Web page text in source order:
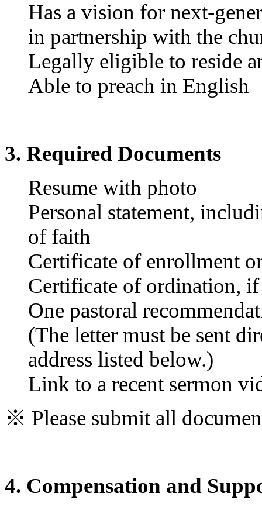
Has a vision for next-
in partnership with the
Legally eligible to reside
Able to preach in English
3. Required Documents
Resume with photo
Personal statement,
of faith
Certificate of enrollment
Certificate of ordination,
One pastoral
(The letter must be sent
address listed below.)
Link to a recent sermon
※ Please submit all
4. Compensation and